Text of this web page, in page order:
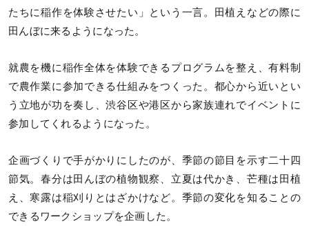
たちに稲作を体験させたい」という一言。田植えなどの際に
田んぼに来るようになった。
就農を機に稲作全体を体験できるプログラムを整え、有料制
で農作業に参加できる仕組みをつくった。都心から近いとい
う立地が功を奏し、渋谷区や港区から家族連れでイベントに
参加してくれるようになった。
企画づくりで手がかりにしたのが、季節の節目を示す二十四
節気。春分は田んぼの植物観察、立夏は代かき、芒種は田植
え、寒露は稲刈りとはざかけなど。季節の変化を知ることの
できるワークショップを企画した。